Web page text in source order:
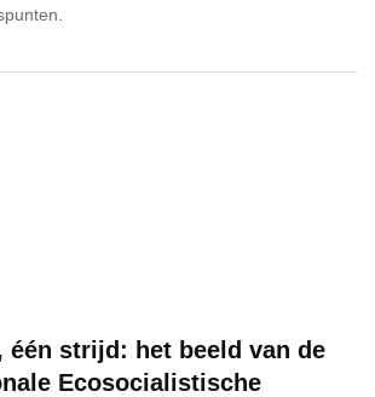
één strijd: het beeld van de
Ecosocialistische